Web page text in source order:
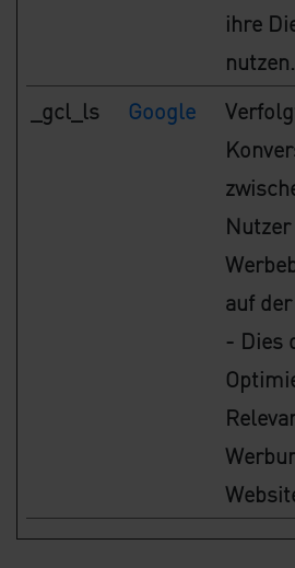
ihre
nutzen.
_gcl_ls Google
auf
- Dies